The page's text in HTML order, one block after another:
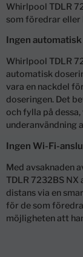
Whirlpool TDLR
som föredrar eller
Ingen
Whirlpool TDLR
automatisk
vara en nackdel
doseringen. Det
och fylla på
underanvändning
Ingen Wi-Fi-
Med avsaknaden
TDLR 7232BS
distans via en
för de som
möjligheten att